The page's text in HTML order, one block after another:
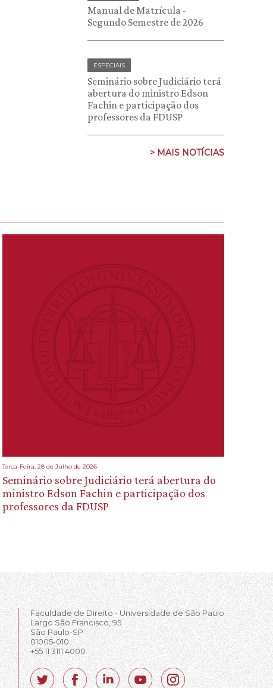
Manual de Matrícula -
Segundo Semestre de 2026
ESPECIAIS
Seminário sobre Judiciário terá
abertura do ministro Edson
Fachin e participação dos
professores da FDUSP
> MAIS NOTÍCIAS
Terca-Feira, 28 de Julho de 2026
Seminário sobre Judiciário terá abertura do
ministro Edson Fachin e participação dos
professores da FDUSP
Faculdade de Direito - Universidade de São Paulo
Largo São Francisco, 95
São Paulo-SP
01005-010
+55 11 3111.4000